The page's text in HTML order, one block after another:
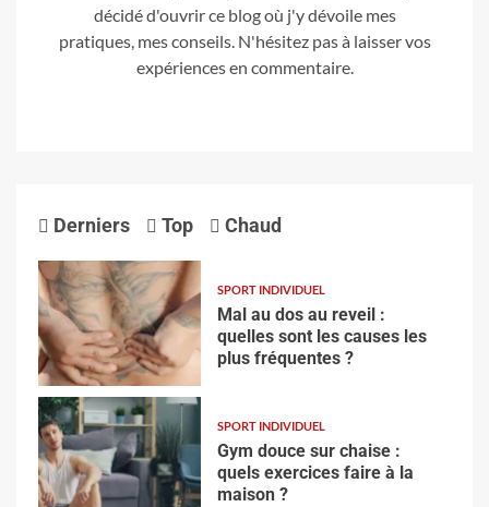
décidé d'ouvrir ce blog où j'y dévoile mes
pratiques, mes conseils. N'hésitez pas à laisser vos
expériences en commentaire.
Derniers Top Chaud
SPORT INDIVIDUEL
Mal au dos au reveil :
quelles sont les causes les
plus fréquentes ?
SPORT INDIVIDUEL
Gym douce sur chaise :
quels exercices faire à la
maison ?